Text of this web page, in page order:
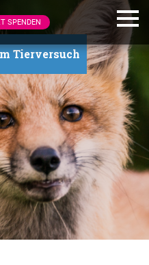
SPENDEN
Tierversuch